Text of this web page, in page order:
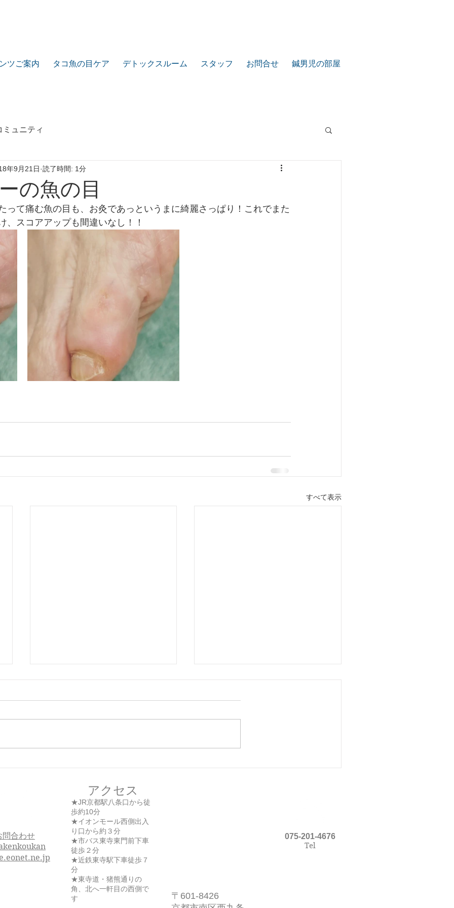
ミュニティ
の魚の目
年9月21日 読了時間: 1分
って痛む魚の目も、お灸であっというまに綺麗さっぱり！これでまた
、スコアアップも間違いなし！！
すべて表示
軟性線維腫もお灸で！
ツご案内 タコ魚の目ケア デトックスルーム スタッフ お問合せ 鍼男児の部屋
問合わせ
アクセス
★JR京都駅八条口から徒
歩約10分
★イオンモール西側出入
り口から約３分
★市バス東寺東門前下車
徒歩２分
★近鉄東寺駅下車徒歩７
分
★東寺道・猪熊通りの
角、北へ一軒目の西側で
す
075-201-4676
Tel
〒601-8426